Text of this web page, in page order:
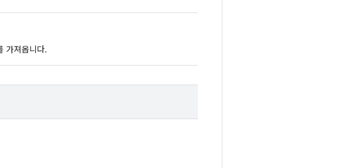
가져옵니다.